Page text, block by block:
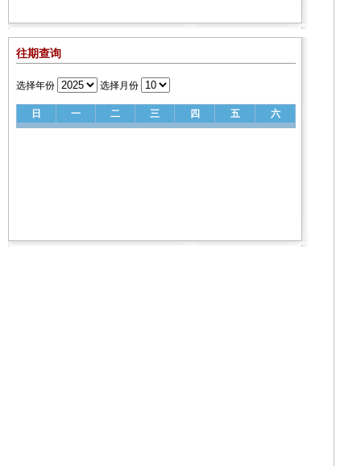
往期查询
选择年份 选择月份
日 一 二 三 四 五 六